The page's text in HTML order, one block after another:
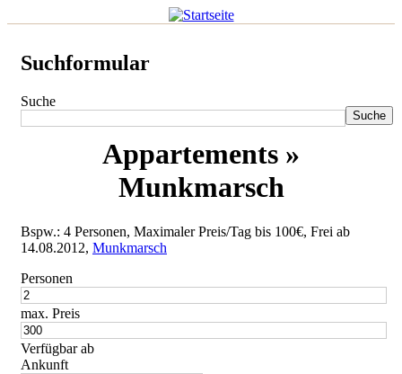
Suchformular
Suche
Appartements »
Munkmarsch
Bspw.: 4 Personen, Maximaler Preis/Tag bis 100€, Frei ab
14.08.2012, Munkmarsch
Personen
max. Preis
Verfügbar ab
Ankunft